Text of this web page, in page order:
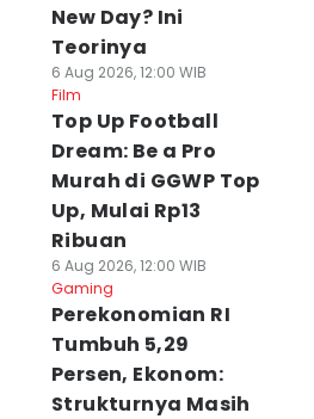
New Day? Ini
Teorinya
6 Aug 2026, 12:00 WIB
Film
Top Up Football
Dream: Be a Pro
Murah di GGWP Top
Up, Mulai Rp13
Ribuan
6 Aug 2026, 12:00 WIB
Gaming
Perekonomian RI
Tumbuh 5,29
Persen, Ekonom:
Strukturnya Masih